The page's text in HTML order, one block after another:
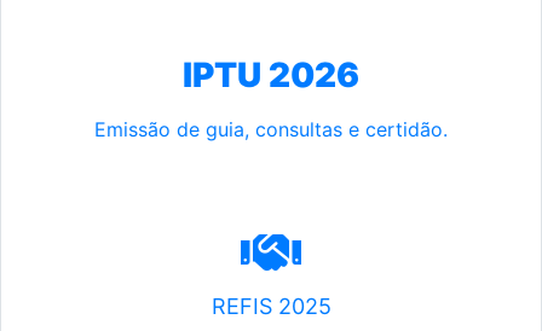
IPTU 2026
Emissão de guia, consultas e certidão.
REFIS 2025